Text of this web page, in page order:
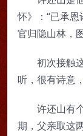
怀》：“已承
官归隐山林，
初次接触
听，很有诗意
许还山有
期，父亲取这